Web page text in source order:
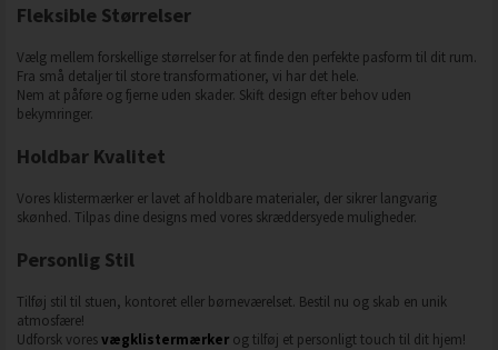
Fleksible Størrelser
Vælg mellem forskellige størrelser for at finde den perfekte pasform til dit rum.
Fra små detaljer til store transformationer, vi har det hele.
Nem at påføre og fjerne uden skader. Skift design efter behov uden
bekymringer.
Holdbar Kvalitet
Vores klistermærker er lavet af holdbare materialer, der sikrer langvarig
skønhed. Tilpas dine designs med vores skræddersyede muligheder.
Personlig Stil
Tilføj stil til stuen, kontoret eller børneværelset. Bestil nu og skab en unik
atmosfære!
Udforsk voresvægklistermærker og tilføj et personligt touch til dit hjem!